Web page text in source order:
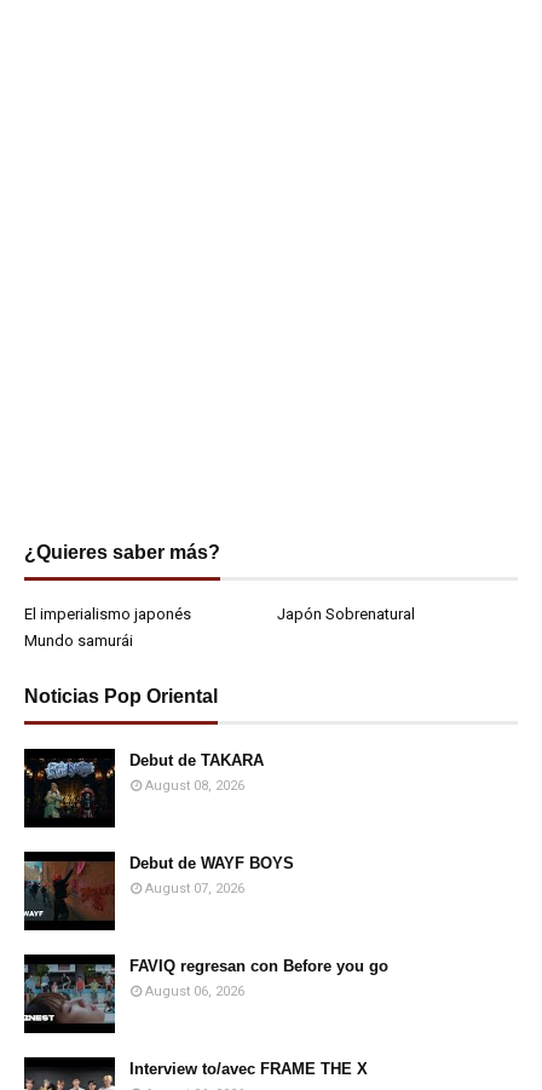
¿Quieres saber más?
El imperialismo japonés
Japón Sobrenatural
Mundo samurái
Noticias Pop Oriental
Debut de TAKARA
August 08, 2026
Debut de WAYF BOYS
August 07, 2026
FAVIQ regresan con Before you go
August 06, 2026
Interview to/avec FRAME THE X